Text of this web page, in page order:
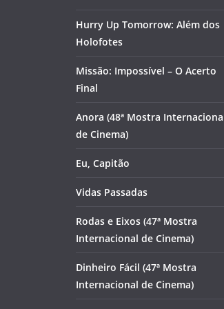
Hurry Up Tomorrow: Além dos
Holofotes
Missão: Impossível – O Acerto
Final
Anora (48ª Mostra
de Cinema)
Eu, Capitão
Vidas Passadas
Rodas e Eixos (47ª Mostra
Internacional de Cinema)
Dinheiro Fácil (47ª Mostra
Internacional de Cinema)